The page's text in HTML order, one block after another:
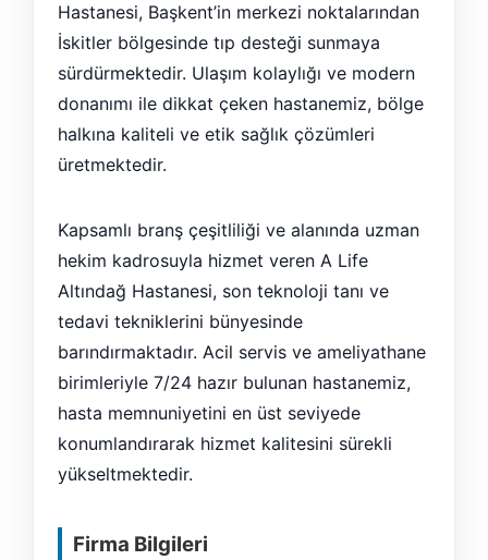
Hastanesi, Başkent’in merkezi noktalarından
İskitler bölgesinde tıp desteği sunmaya
sürdürmektedir. Ulaşım kolaylığı ve modern
donanımı ile dikkat çeken hastanemiz, bölge
halkına kaliteli ve etik sağlık çözümleri
üretmektedir.
Kapsamlı branş çeşitliliği ve alanında uzman
hekim kadrosuyla hizmet veren A Life
Altındağ Hastanesi, son teknoloji tanı ve
tedavi tekniklerini bünyesinde
barındırmaktadır. Acil servis ve ameliyathane
birimleriyle 7/24 hazır bulunan hastanemiz,
hasta memnuniyetini en üst seviyede
konumlandırarak hizmet kalitesini sürekli
yükseltmektedir.
Firma Bilgileri